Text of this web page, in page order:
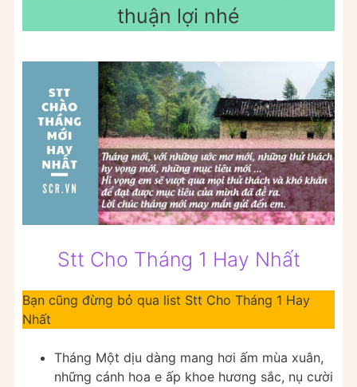
thuận lợi nhé
Stt Cho Tháng 1 Hay Nhất
Bạn cũng đừng bỏ qua list Stt Cho Tháng 1 Hay
Nhất
Tháng Một dịu dàng mang hơi ấm mùa xuân,
những cánh hoa e ấp khoe hương sắc, nụ cười